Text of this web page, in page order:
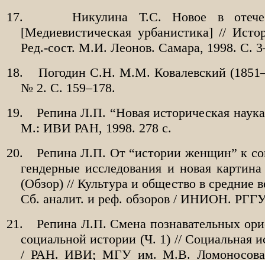
17.
Никулина Т.С. Новое в
[Медиевистическая урбанистика] //
Ред.-сост. М.И. Леонов. Самара, 1998. С.
18.
Погодин С.Н. М.М. Ковалевский
№ 2. С. 159–178.
19.
Репина Л.П. “Новая историческая
М.: ИВИ РАН, 1998. 278 с.
20.
Репина Л.П. От “истории женщин” к
гендерные исследования и новая
(Обзор) // Культура и общество в средние
Сб. аналит. и реф. обзоров / ИНИОН.
21.
Репина Л.П. Смена познавательных
социальной истории (Ч. 1) // Социальная
/ РАН. ИВИ; МГУ им. М.В.